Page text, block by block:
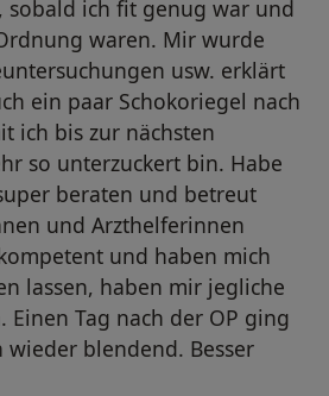
sobald ich fit genug war und
waren. Mir wurde
usw. erklärt
ein paar Schokoriegel nach
ich bis zur nächsten
so unterzuckert bin. Habe
beraten und betreut
und Arzthelferinnen
und haben mich
lassen, haben mir jegliche
Einen Tag nach der OP ging
wieder blendend. Besser